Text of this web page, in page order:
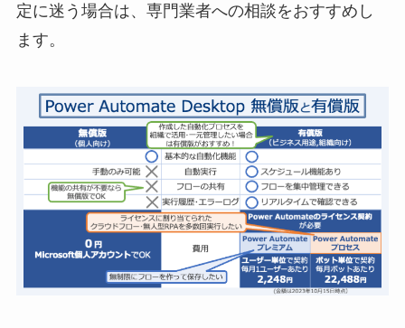
定に迷う場合は、専門業者への相談をおすすめし
ます。